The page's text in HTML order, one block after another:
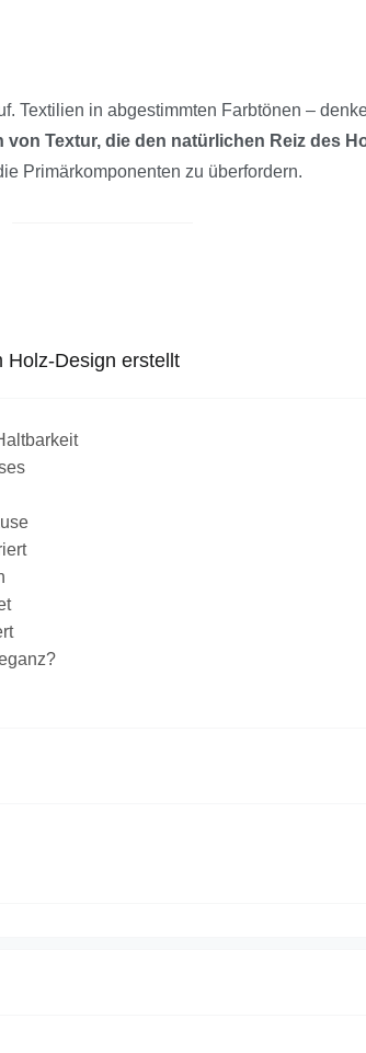
Textilien in abgestimmten Farbtönen –
Textur, die den natürlichen Reiz des
Primärkomponenten zu überfordern.
Holz-Design erstellt